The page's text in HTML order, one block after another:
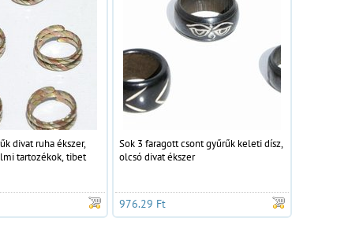
divat ruha ékszer,
tartozékok, tibet
Sok 3 faragott csont gyűrűk keleti dísz,
olcsó divat ékszer
976.29 Ft